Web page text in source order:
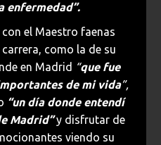
enfermedad”.
el Maestro faenas
como la de su
en Madrid “que fue
de mi vida”,
“un día donde entendí
Madrid”y disfrutar de
viendo su